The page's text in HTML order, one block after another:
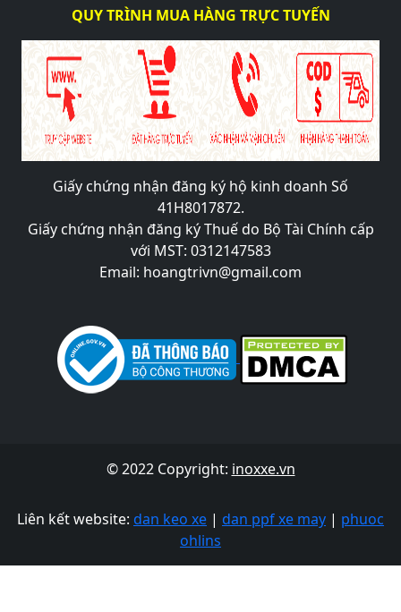
QUY TRÌNH MUA HÀNG TRỰC TUYẾN
Giấy chứng nhận đăng ký hộ kinh doanh Số
41H8017872.
Giấy chứng nhận đăng ký Thuế do Bộ Tài Chính cấp
với MST: 0312147583
Email: hoangtrivn@gmail.com
© 2022 Copyright: inoxxe.vn
Liên kết website: dan keo xe | dan ppf xe may | phuoc
ohlins